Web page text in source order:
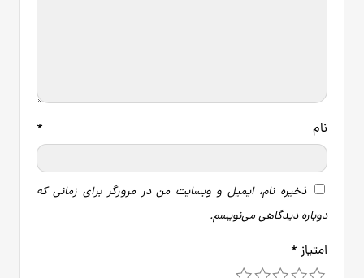
نام *
ذخیره نام، ایمیل و وبسایت من در مرورگر برای زمانی که
دوباره دیدگاهی می‌نویسم.
امتیاز *